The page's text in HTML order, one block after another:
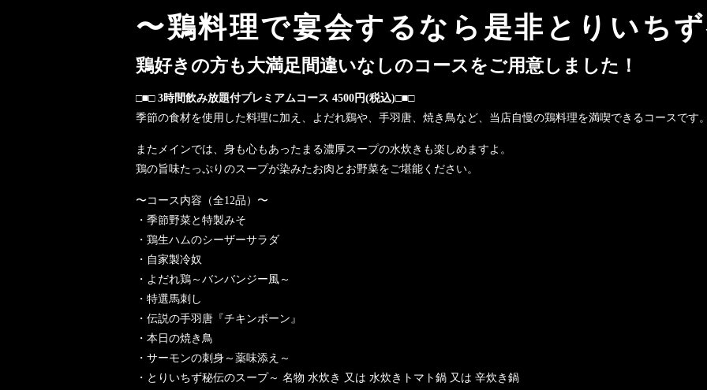
〜鶏料理で宴会するなら是非とりいち
鶏好きの方も大満足間違いなしのコースをご用意しました！
□■□ 3時間飲み放題付プレミアムコース 4500円(税込)□■□
季節の食材を使用した料理に加え、よだれ鷄や、手羽唐、焼き鳥など、当店自慢の鶏料理を満喫できるコースです
またメインでは、身も心もあったまる濃厚スープの水炊きも楽しめますよ。
鶏の旨味たっぷりのスープが染みたお肉とお野菜をご堪能ください。
〜コース内容（全12品）〜
・季節野菜と特製みそ
・鶏生ハムのシーザーサラダ
・自家製冷奴
・よだれ鶏～バンバンジー風～
・特選馬刺し
・伝説の手羽唐『チキンボーン』
・本日の焼き鳥
・サーモンの刺身～薬味添え～
・とりいちず秘伝のスープ～ 名物 水炊き 又は 水炊きトマト鍋 又は 辛炊き鍋